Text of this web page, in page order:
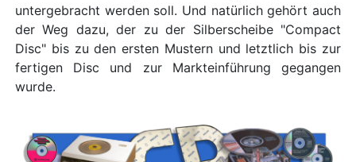
untergebracht werden soll. Und natürlich gehört auch
der Weg dazu, der zu der Silberscheibe "Compact
Disc" bis zu den ersten Mustern und letztlich bis zur
fertigen Disc und zur Markteinführung gegangen
wurde.